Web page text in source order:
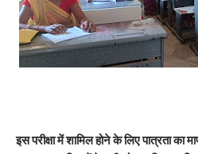
इस परीक्षा में शामिल होने के लिए पात्रता